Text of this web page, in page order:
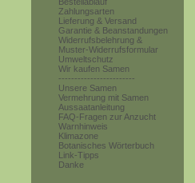
Zahlungsarten
Lieferung & Versand
Garantie & Beanstandungen
Widerrufsbelehrung &
Muster-Widerrufsformular
Umweltschutz
Wir kaufen Samen
------------------------
Unsere Samen
Vermehrung mit Samen
Aussaatanleitung
FAQ-Fragen zur Anzucht
Warnhinweis
Klimazone
Botanisches Wörterbuch
Link-Tipps
Danke